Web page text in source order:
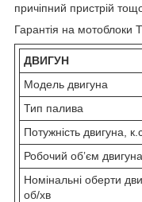
причіпний пристрій
Гарантія на мотоблоки
ДВИГУН
Модель двигуна
Тип палива
Потужність двигуна,
Робочий обʼєм
Номінальні оберти
об/хв